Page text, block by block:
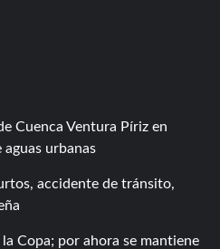
Cuenca Ventura Píriz en
urbanas
accidente de tránsito,
Copa; por ahora se mantiene